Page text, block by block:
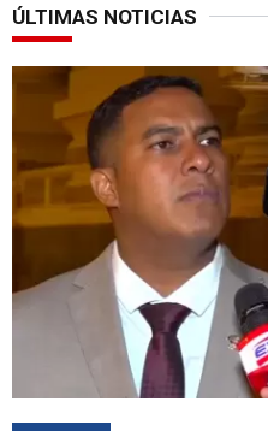
ÚLTIMAS NOTICIAS